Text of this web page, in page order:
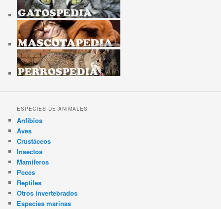
ESPECIES DE ANIMALES
Anfibios
Aves
Crustáceos
Insectos
Mamíferos
Peces
Reptiles
Otros invertebrados
Especies marinas